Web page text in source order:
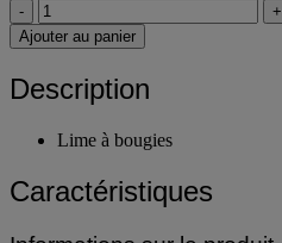
-
+
Ajouter au panier
Description
Lime à bougies
Caractéristiques